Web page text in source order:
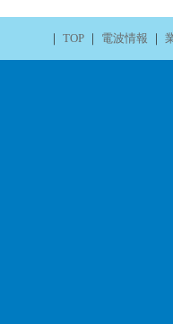
｜ TOP｜ 電波情報 ｜